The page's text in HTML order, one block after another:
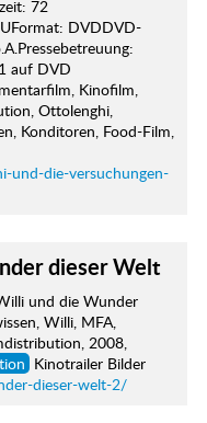
72
DVDDVD-
auf DVD
Kinofilm,
Ottolenghi,
Konditoren, Food-Film,
und-die-versuchungen-
dieser Welt
und die Wunder
Willi, MFA,
2008,
Kinotrailer Bilder
dieser-welt-2/